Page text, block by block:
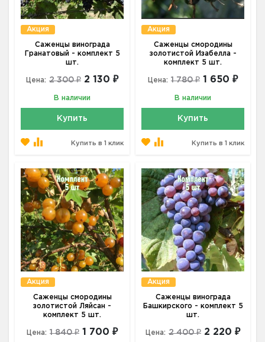
Акция
Саженцы винограда
Гранатовый - комплект 5
шт.
Цена: 2 300 ₽ 2 130 ₽
В наличии
Купить
Купить в 1 клик
Акция
Саженцы смородины
золотистой Изабелла -
комплект 5 шт.
Цена: 1 780 ₽ 1 650 ₽
В наличии
Купить
Купить в 1 клик
Акция
Саженцы смородины
золотистой Ляйсан -
комплект 5 шт.
Цена: 1 840 ₽ 1 700 ₽
Акция
Саженцы винограда
Башкирского - комплект 5
шт.
Цена: 2 400 ₽ 2 220 ₽